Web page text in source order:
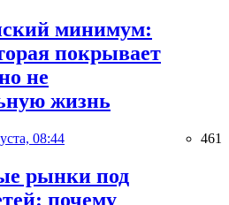
минимум:
покрывает
не
жизнь
08:44 461
рынки под
почему